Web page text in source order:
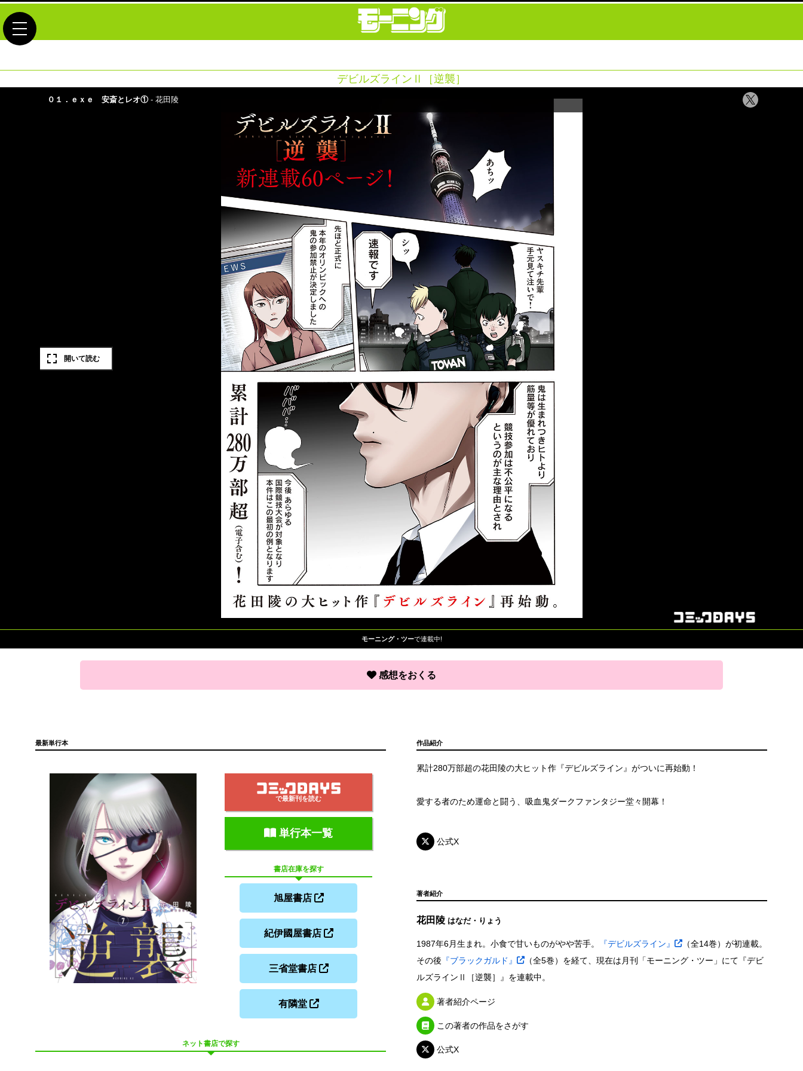
toggle navigation
デビルズラインⅡ［逆襲］
モーニング・ツーで連載中!
感想をおくる
最新単行本
で最新刊を読む
単行本一覧
書店在庫を探す
旭屋書店
紀伊國屋書店
三省堂書店
有隣堂
ネット書店で探す
作品紹介
累計280万部超の花田陵の大ヒット作『デビルズライン』がついに再始動！
愛する者のため運命と闘う、吸血鬼ダークファンタジー堂々開幕！
公式X
著者紹介
花田陵 はなだ・りょう
1987年6月生まれ。小食で甘いものがやや苦手。 『デビルズライン』
（全14巻）が初連載。
その後 『ブラックガルド』
（全5巻）を経て、現在は月刊「モーニング・ツー」にて『デビ
ルズラインⅡ［逆襲］』を連載中。
著者紹介ページ
この著者の作品をさがす
公式X